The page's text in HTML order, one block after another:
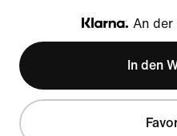
Klarna
An der
In den